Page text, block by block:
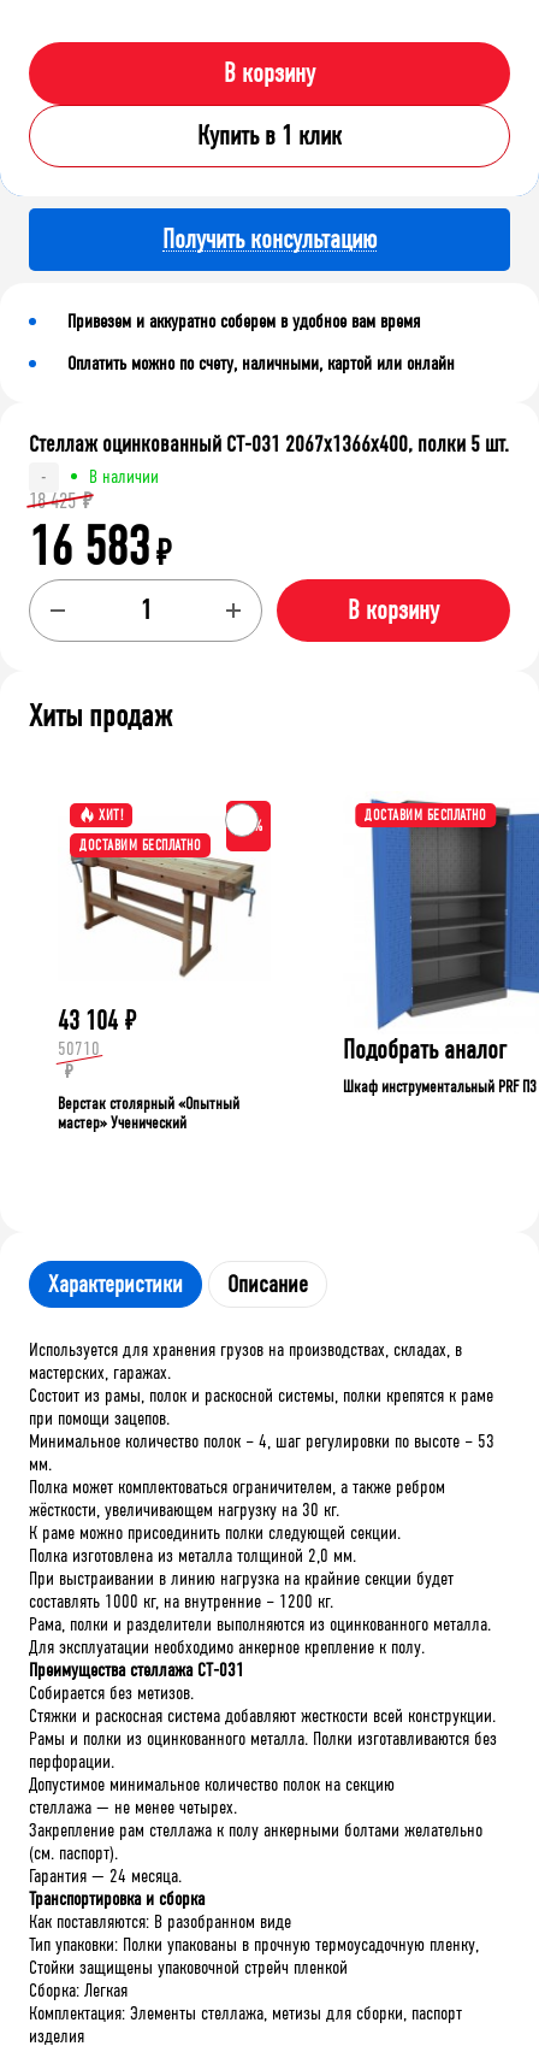
В корзину
Купить в 1 клик
Получить консультацию
Привезем и аккуратно соберем в удобное вам время
Оплатить можно по счету, наличными, картой или онлайн
Стеллаж оцинкованный СТ-031 2067x1366x400, полки 5 шт.
- В наличии
18 425 ₽
16 583₽
В корзину
Хиты продаж
ХИТ!
ДОСТАВИМ БЕСПЛАТНО
-15%
43 104 ₽
50710
₽
Верстак столярный «Опытный
мастер» Ученический
ДОСТАВИМ БЕСПЛАТНО
Подобрать аналог
Шкаф инструментальный PRF П3
Характеристики Описание
Используется для хранения грузов на производствах, складах, в
мастерских, гаражах.
Состоит из рамы, полок и раскосной системы, полки крепятся к раме
при помощи зацепов.
Минимальное количество полок – 4, шаг регулировки по высоте – 53
мм.
Полка может комплектоваться ограничителем, а также ребром
жёсткости, увеличивающем нагрузку на 30 кг.
К раме можно присоединить полки следующей секции.
Полка изготовлена из металла толщиной 2,0 мм.
При выстраивании в линию нагрузка на крайние секции будет
составлять 1000 кг, на внутренние – 1200 кг.
Рама, полки и разделители выполняются из оцинкованного металла.
Для эксплуатации необходимо анкерное крепление к полу.
Преимущества стеллажа СТ-031
Собирается без метизов.
Стяжки и раскосная система добавляют жесткости всей конструкции.
Рамы и полки из оцинкованного металла. Полки изготавливаются без
перфорации.
Допустимое минимальное количество полок на секцию
стеллажа — не менее четырех.
Закрепление рам стеллажа к полу анкерными болтами желательно
(см. паспорт).
Гарантия — 24 месяца.
Транспортировка и сборка
Как поставляются: В разобранном виде
Тип упаковки: Полки упакованы в прочную термоусадочную пленку,
Стойки защищены упаковочной стрейч пленкой
Сборка: Легкая
Комплектация: Элементы стеллажа, метизы для сборки, паспорт
изделия